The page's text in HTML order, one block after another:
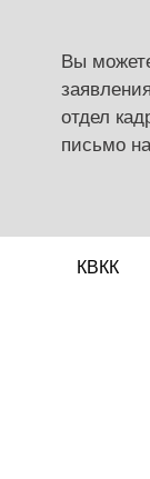
Вы
отдел
письмо
КВКК